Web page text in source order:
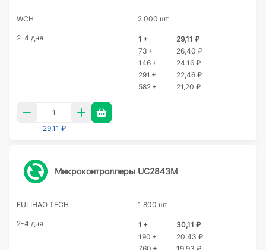
WCH 2 000 шт
2-4 дня 1 +
29,11 ₽
73 +
26,40 ₽
146 +
24,16 ₽
291 +
22,46 ₽
582 +
21,20 ₽
29,11 ₽
Микроконтроллеры UC2843M
FULIHAO TECH 1 800 шт
2-4 дня 1 +
30,11 ₽
190 +
20,43 ₽